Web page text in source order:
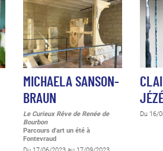
MICHAELA SANSON-
BRAUN
Le Curieux Rêve de Renée de
Bourbon
Parcours d'art un été à
Fontevraud
Du 16/